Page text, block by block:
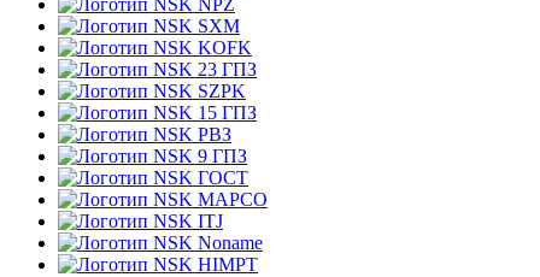
NPZ
SXM
KOFK
23 ГПЗ
SZPK
15 ГПЗ
РВЗ
9 ГПЗ
ГОСТ
MAPCO
ITJ
Noname
HIMPT